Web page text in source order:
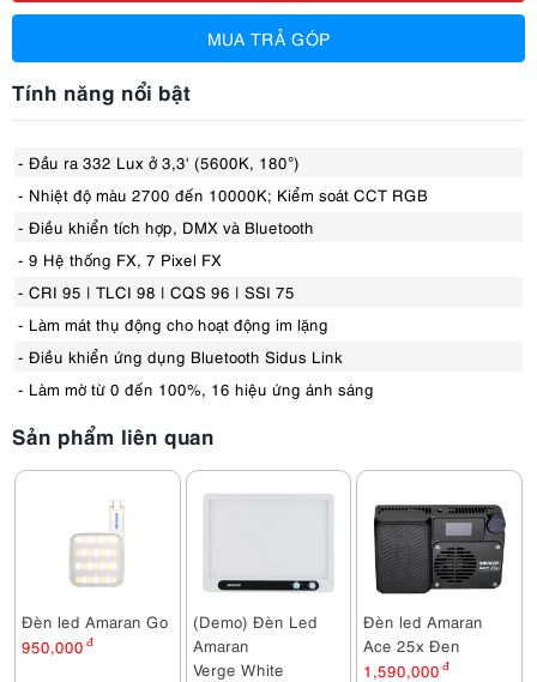
MUA TRẢ GÓP
Tính năng nổi bật
- Đầu ra 332 Lux ở 3,3' (5600K, 180°)
- Nhiệt độ màu 2700 đến 10000K; Kiểm soát CCT RGB
- Điều khiển tích hợp, DMX và Bluetooth
- 9 Hệ thống FX, 7 Pixel FX
- CRI 95 | TLCI 98 | CQS 96 | SSI 75
- Làm mát thụ động cho hoạt động im lặng
- Điều khiển ứng dụng Bluetooth Sidus Link
- Làm mờ từ 0 đến 100%, 16 hiệu ứng ánh sáng
Sản phẩm liên quan
Đèn led Amaran Go
950,000 đ
(Demo) Đèn Led
Amaran
Verge White
Đèn led Amaran
Ace 25x Đen
1,590,000 đ